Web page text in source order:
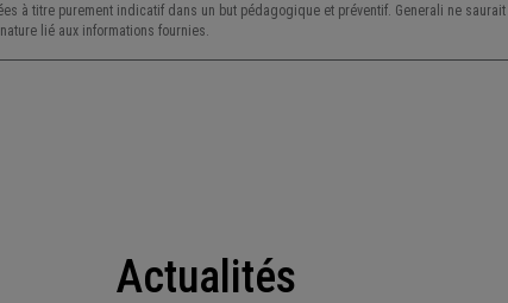
à titre purement indicatif dans un but pédagogique et préventif. Generali ne saurait
lié aux informations fournies.
Actualités